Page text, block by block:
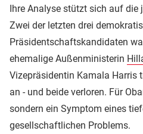
Ihre Analyse stützt sich auf die
Zwei der letzten drei
Präsidentschaftskandidaten
ehemalige Außenministerin
Vizepräsidentin Kamala Harris
an - und beide verloren. Für
sondern ein Symptom eines
gesellschaftlichen Problems.